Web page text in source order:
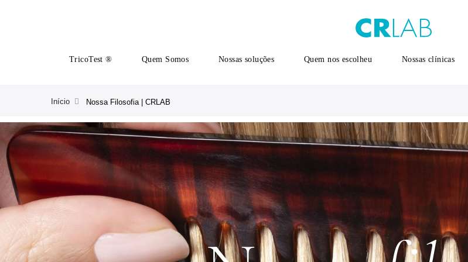
TricoTest ® Quem Somos Nossas soluções Quem nos escolheu Nossas clínicas
Início Nossa Filosofia | CRLAB